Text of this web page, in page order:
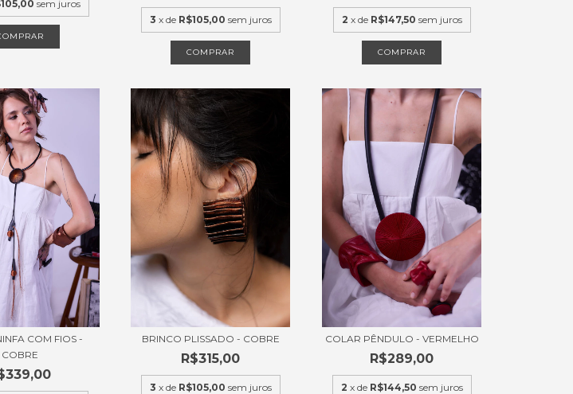
sem juros
3 x de R$105,00 sem juros
COMPRAR
2 x de R$147,50 sem juros
COMPRAR
COM FIOS -
COBRE
BRINCO PLISSADO - COBRE
R$315,00
3 x de R$105,00 sem juros
COLAR PÊNDULO - VERMELHO
R$289,00
2 x de R$144,50 sem juros